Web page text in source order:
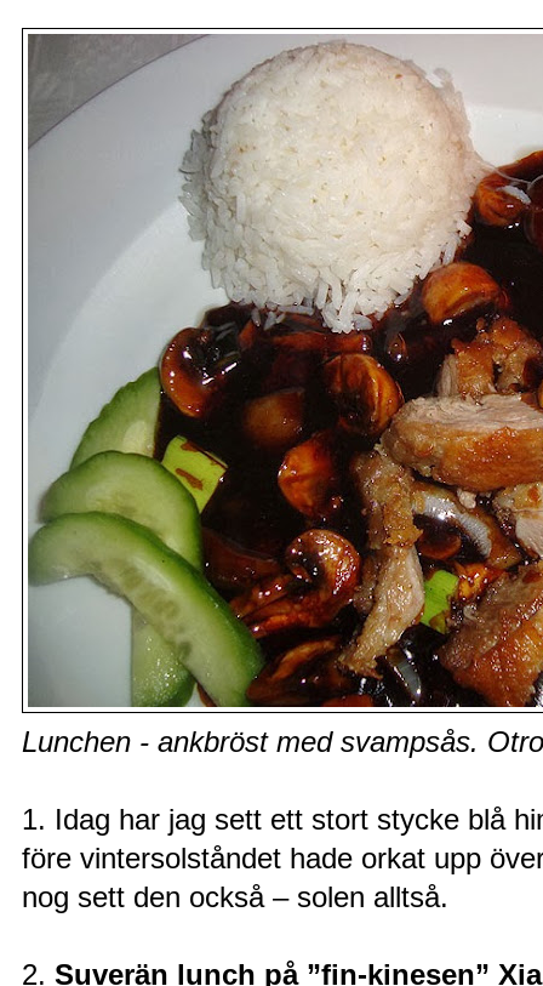
Lunchen - ankbröst med svampsås.
1. Idag har jag sett ett stort stycke blå
före vintersolståndet hade orkat upp
nog sett den också – solen alltså.
2. Suverän lunch på ”fin-kinesen”